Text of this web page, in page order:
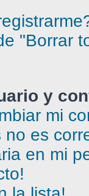
"Borrar
y
mi
no es
en mi